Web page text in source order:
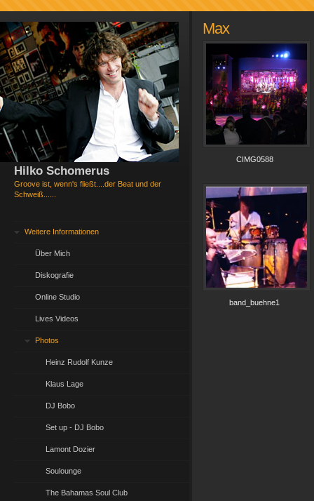
Hilko Schomerus
Groove ist, wenn's fließt....der Beat und der
Schweiß......
Weitere Informationen
Über Mich
Diskografie
Online Studio
Lives Videos
Photos
Heinz Rudolf Kunze
Klaus Lage
DJ Bobo
Set up - DJ Bobo
Lamont Dozier
Soulounge
The Bahamas Soul Club
Max
CIMG0588
band_buehne1